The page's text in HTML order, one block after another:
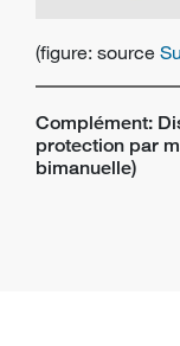
(figure: source
Complément:
protection par
bimanuelle)